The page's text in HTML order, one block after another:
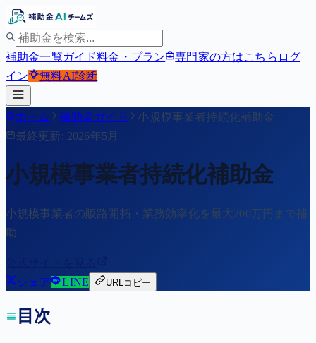
補助金一覧ガイド料金・プラン 専門家の方はこちら ログ
イン
無料AI診断
ホーム 補助金ガイド
小規模事業者持続化補助金
最終更新: 2026年5月
小規模事業者持続化補助金
小規模事業者の販路開拓・業務効率化を最大200万円まで補
助
シェア
LINE URLコピー
目次